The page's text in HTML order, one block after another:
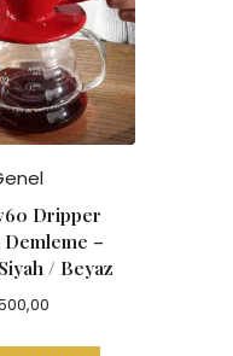
Dripper
Demleme –
/ Beyaz